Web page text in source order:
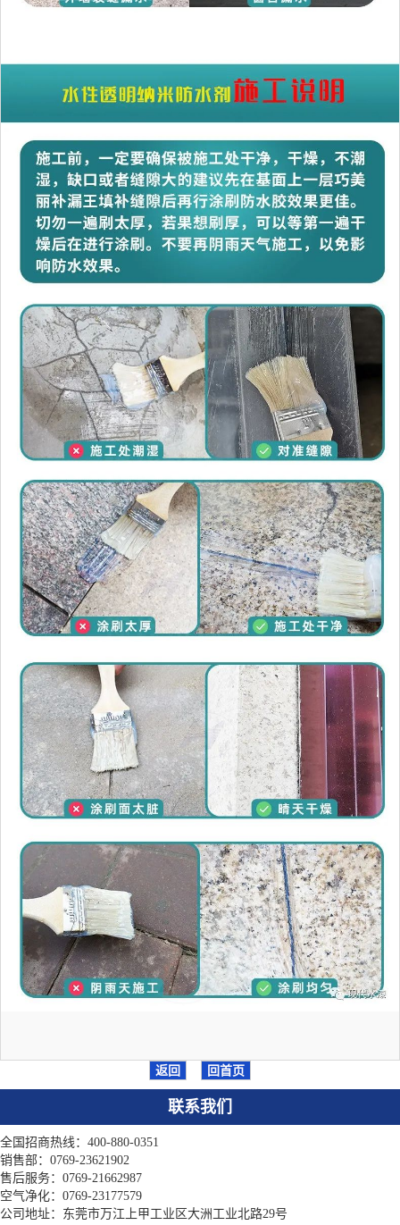
返回 回首页
联系我们
全国招商热线：400-880-0351
销售部：0769-23621902
售后服务：0769-21662987
空气净化：0769-23177579
公司地址：东莞市万江上甲工业区大洲工业北路29号